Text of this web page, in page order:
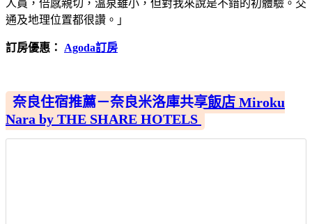
人員，倍感親切，溫泉雖小，但對我來說是不錯的初體驗。交
通及地理位置都很讚。」
訂房優惠： Agoda訂房
奈良住宿推薦－奈良米洛庫共享飯店 Miroku
Nara by THE SHARE HOTELS